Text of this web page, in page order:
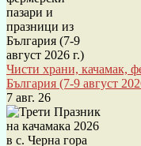
Чисти храни, качамак,
България (7-9 август
7 авг. 26